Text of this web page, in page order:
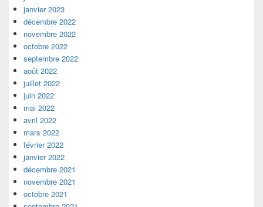
janvier 2023
décembre 2022
novembre 2022
octobre 2022
septembre 2022
août 2022
juillet 2022
juin 2022
mai 2022
avril 2022
mars 2022
février 2022
janvier 2022
décembre 2021
novembre 2021
octobre 2021